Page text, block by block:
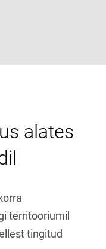
alates
territooriumil
tingitud